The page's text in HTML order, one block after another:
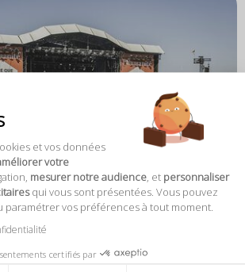
et vos données
votre
mesurer notre audience , et personnaliser
qui vous sont présentées. Vous pouvez
vos préférences à tout moment.
certifiés par